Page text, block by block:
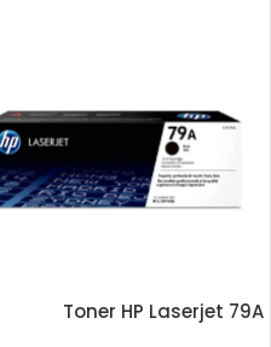
Toner HP Laserjet 79A